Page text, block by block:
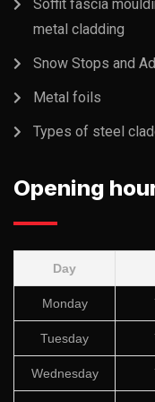
Soffit fascia
metal cladding
Snow Stops and
Metal foils
Types of steel
Opening
Day
Monday
Tuesday
Wednesday